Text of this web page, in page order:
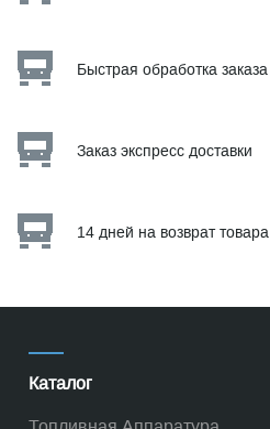
Быстрая обработка заказа
Заказ экспресс доставки
14 дней на возврат товара
Каталог